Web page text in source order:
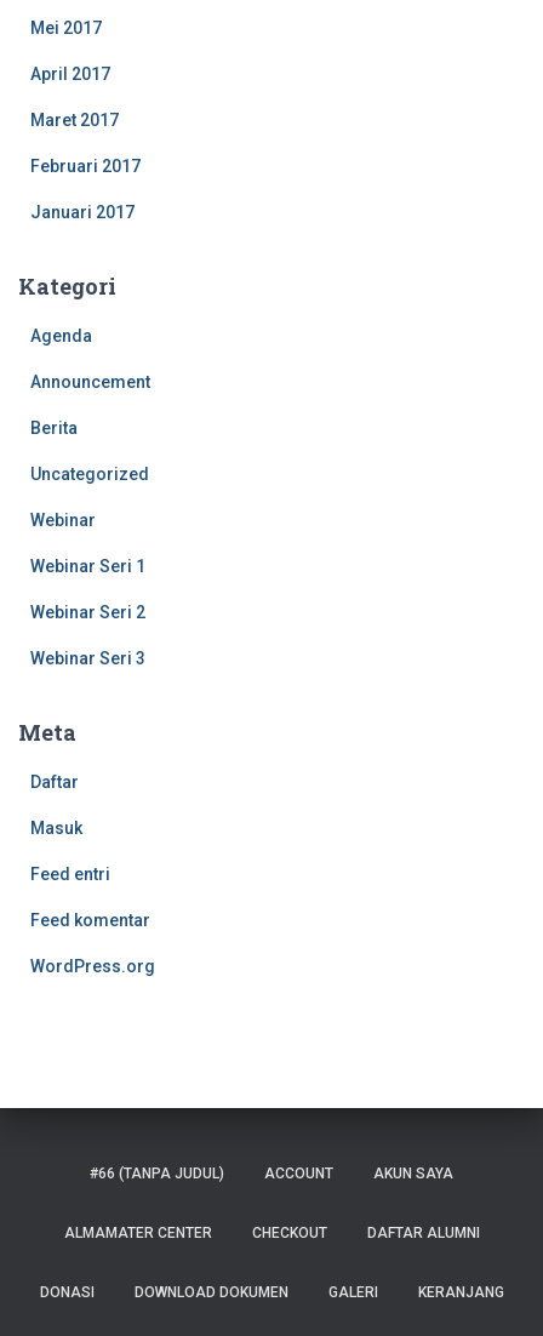
Mei 2017
April 2017
Maret 2017
Februari 2017
Januari 2017
Kategori
Agenda
Announcement
Berita
Uncategorized
Webinar
Webinar Seri 1
Webinar Seri 2
Webinar Seri 3
Meta
Daftar
Masuk
Feed entri
Feed komentar
WordPress.org
#66 (TANPA JUDUL) ACCOUNT AKUN SAYA
ALMAMATER CENTER CHECKOUT DAFTAR ALUMNI
DONASI DOWNLOAD DOKUMEN GALERI KERANJANG